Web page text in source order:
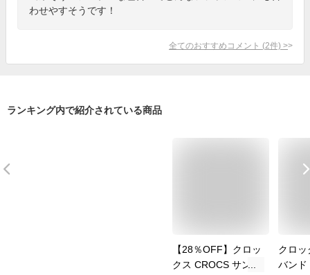
わせやすそうです！
全てのおすすめコメント (2件) >
ランキング内で紹介されている商品
【28％OFF】クロッ
クス CROCS サンダ
クロッ
バンド